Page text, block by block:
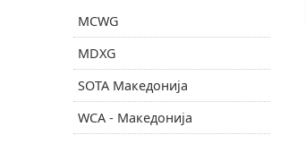
MCWG
MDXG
SOTA Македонија
WCA - Македонија